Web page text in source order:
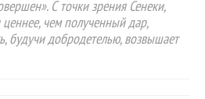
С точки зрения Сенеки,
ценнее, чем полученный дар,
будучи добродетелью, возвышает